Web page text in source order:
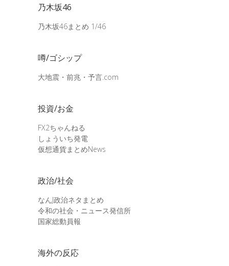
乃木坂46
乃木坂46まとめ 1/46
噂/ゴシップ
大地震・前兆・予言.com
投資/お金
FX2ちゃんねる
しょういち発電
仮想通貨まとめNews
政治/社会
なんJ政治ネタまとめ
令和の社会・ニュース発信所
国家総動員報
海外の反応